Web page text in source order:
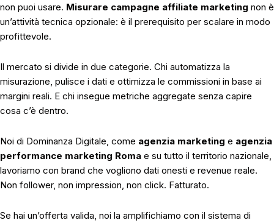
non puoi usare. Misurare campagne affiliate marketing non è
un’attività tecnica opzionale: è il prerequisito per scalare in modo
profittevole.
Il mercato si divide in due categorie. Chi automatizza la
misurazione, pulisce i dati e ottimizza le commissioni in base ai
margini reali. E chi insegue metriche aggregate senza capire
cosa c’è dentro.
Noi di Dominanza Digitale, come agenzia marketing e agenzia
performance marketing Roma e su tutto il territorio nazionale,
lavoriamo con brand che vogliono dati onesti e revenue reale.
Non follower, non impression, non click. Fatturato.
Se hai un’offerta valida, noi la amplifichiamo con il sistema di